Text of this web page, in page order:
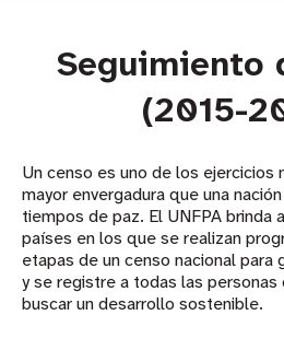
Seguimiento
(2015-
Un censo es uno de los ejercicios
mayor envergadura que una
tiempos de paz. El UNFPA brinda
países en los que se realizan
etapas de un censo nacional para
y se registre a todas las
buscar un desarrollo sostenible. ​